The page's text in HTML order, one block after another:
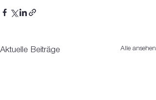
Aktuelle Beiträge Alle ansehen